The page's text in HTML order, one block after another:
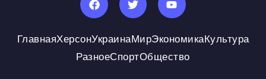
ГлавнаяХерсонУкраинаМирЭкономикаКультура
РазноеСпортОбщество